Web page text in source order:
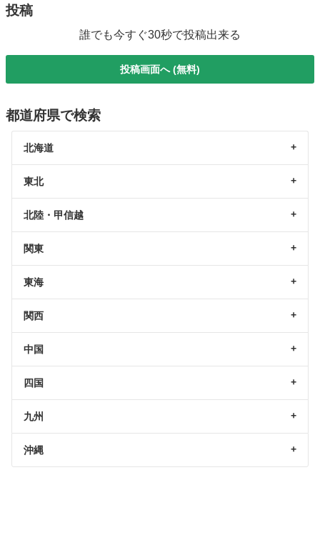
投稿
誰でも今すぐ30秒で投稿出来る
投稿画面へ (無料)
都道府県で検索
北海道
東北
北陸・甲信越
関東
東海
関西
中国
四国
九州
沖縄